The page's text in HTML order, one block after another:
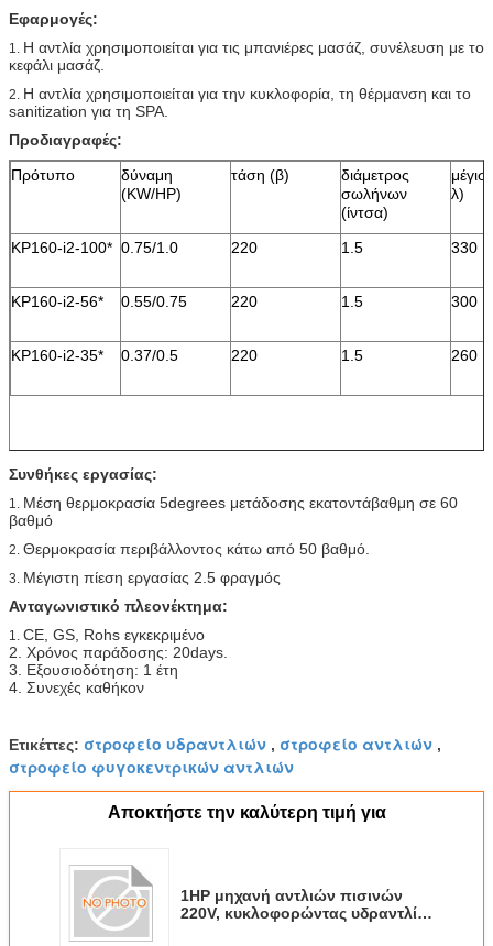
Εφαρμογές:
1. Η αντλία χρησιμοποιείται για τις μπανιέρες μασάζ, συνέλευση με το
κεφάλι μασάζ.
2. Η αντλία χρησιμοποιείται για την κυκλοφορία, τη θέρμανση και το
sanitization για τη SPA.
Προδιαγραφές:
Πρότυπο
δύναμη
(KW/HP)
τάση (β)
διάμετρος
σωλήνων
(ίντσα)
λ)
KP160-i2-100* 0.75/1.0 220 1.5 330
KP160-i2-56* 0.55/0.75 220 1.5 300
KP160-i2-35* 0.37/0.5 220 1.5 260
Συνθήκες εργασίας:
1. Μέση θερμοκρασία 5degrees μετάδοσης εκατοντάβαθμη σε 60
βαθμό
2. Θερμοκρασία περιβάλλοντος κάτω από 50 βαθμό.
3. Μέγιστη πίεση εργασίας 2.5 φραγμός
Ανταγωνιστικό πλεονέκτημα:
1. CE, GS, Rohs εγκεκριμένο
2. Χρόνος παράδοσης: 20days.
3. Εξουσιοδότηση: 1 έτη
4. Συνεχές καθήκον
Ετικέττες: στροφείο υδραντλιών , στροφείο αντλιών ,
στροφείο φυγοκεντρικών αντλιών
Αποκτήστε την καλύτερη τιμή για
1HP μηχανή αντλιών πισινών
220V, κυκλοφορώντας υδραντλία